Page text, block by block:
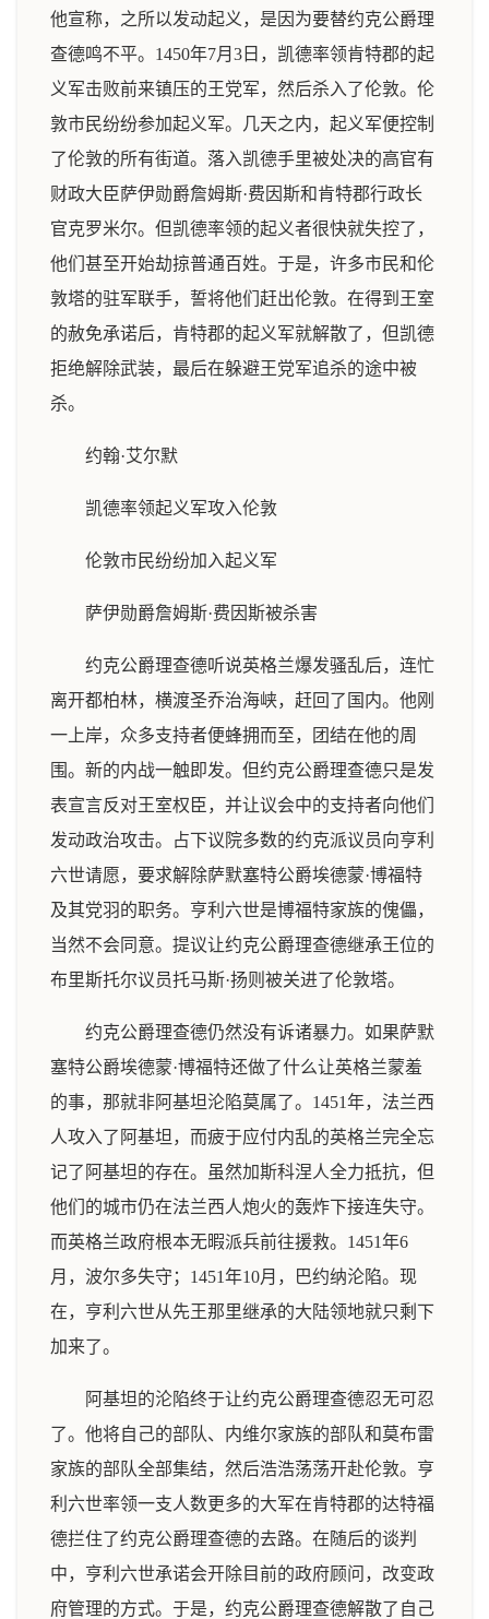
他宣称，之所以发动起义，是因为要替约克公爵理
查德鸣不平。1450年7月3日，凯德率领肯特郡的起
义军击败前来镇压的王党军，然后杀入了伦敦。伦
敦市民纷纷参加起义军。几天之内，起义军便控制
了伦敦的所有街道。落入凯德手里被处决的高官有
财政大臣萨伊勋爵詹姆斯·费因斯和肯特郡行政长
官克罗米尔。但凯德率领的起义者很快就失控了，
他们甚至开始劫掠普通百姓。于是，许多市民和伦
敦塔的驻军联手，誓将他们赶出伦敦。在得到王室
的赦免承诺后，肯特郡的起义军就解散了，但凯德
拒绝解除武装，最后在躲避王党军追杀的途中被
杀。
约翰·艾尔默
凯德率领起义军攻入伦敦
伦敦市民纷纷加入起义军
萨伊勋爵詹姆斯·费因斯被杀害
约克公爵理查德听说英格兰爆发骚乱后，连忙
离开都柏林，横渡圣乔治海峡，赶回了国内。他刚
一上岸，众多支持者便蜂拥而至，团结在他的周
围。新的内战一触即发。但约克公爵理查德只是发
表宣言反对王室权臣，并让议会中的支持者向他们
发动政治攻击。占下议院多数的约克派议员向亨利
六世请愿，要求解除萨默塞特公爵埃德蒙·博福特
及其党羽的职务。亨利六世是博福特家族的傀儡，
当然不会同意。提议让约克公爵理查德继承王位的
布里斯托尔议员托马斯·扬则被关进了伦敦塔。
约克公爵理查德仍然没有诉诸暴力。如果萨默
塞特公爵埃德蒙·博福特还做了什么让英格兰蒙羞
的事，那就非阿基坦沦陷莫属了。1451年，法兰西
人攻入了阿基坦，而疲于应付内乱的英格兰完全忘
记了阿基坦的存在。虽然加斯科涅人全力抵抗，但
他们的城市仍在法兰西人炮火的轰炸下接连失守。
而英格兰政府根本无暇派兵前往援救。1451年6
月，波尔多失守；1451年10月，巴约纳沦陷。现
在，亨利六世从先王那里继承的大陆领地就只剩下
加来了。
阿基坦的沦陷终于让约克公爵理查德忍无可忍
了。他将自己的部队、内维尔家族的部队和莫布雷
家族的部队全部集结，然后浩浩荡荡开赴伦敦。亨
利六世率领一支人数更多的大军在肯特郡的达特福
德拦住了约克公爵理查德的去路。在随后的谈判
中，亨利六世承诺会开除目前的政府顾问，改变政
府管理的方式。于是，约克公爵理查德解散了自己